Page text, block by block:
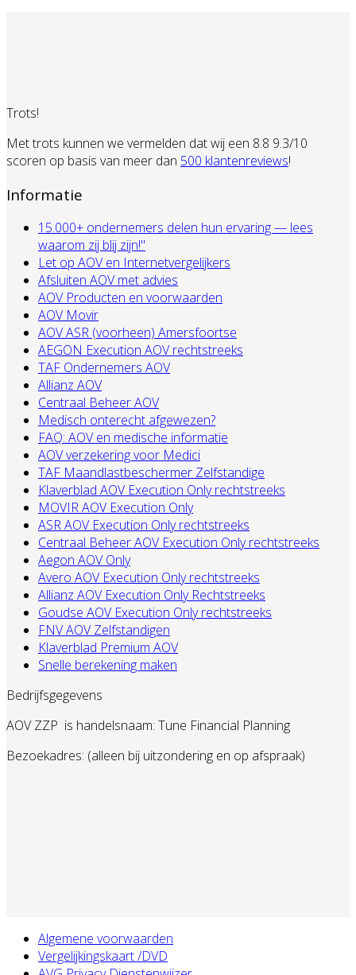
Trots!
Met trots kunnen we vermelden dat wij een 8.8 9.3/10
scoren op basis van meer dan 500 klantenreviews!
Informatie
15.000+ ondernemers delen hun ervaring — lees
waarom zij blij zijn!"
Let op AOV en Internetvergelijkers
Afsluiten AOV met advies
AOV Producten en voorwaarden
AOV Movir
AOV ASR (voorheen) Amersfoortse
AEGON Execution AOV rechtstreeks
TAF Ondernemers AOV
Allianz AOV
Centraal Beheer AOV
Medisch onterecht afgewezen?
FAQ: AOV en medische informatie
AOV verzekering voor Medici
TAF Maandlastbeschermer Zelfstandige
Klaverblad AOV Execution Only rechtstreeks
MOVIR AOV Execution Only
ASR AOV Execution Only rechtstreeks
Centraal Beheer AOV Execution Only rechtstreeks
Aegon AOV Only
Avero AOV Execution Only rechtstreeks
Allianz AOV Execution Only Rechtstreeks
Goudse AOV Execution Only rechtstreeks
FNV AOV Zelfstandigen
Klaverblad Premium AOV
Snelle berekening maken
Bedrijfsgegevens
AOV ZZP is handelsnaam: Tune Financial Planning
Bezoekadres: (alleen bij uitzondering en op afspraak)
Algemene voorwaarden
Vergelijkingskaart /DVD